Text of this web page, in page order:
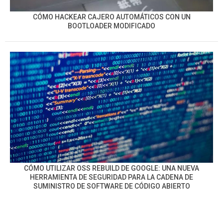
CÓMO HACKEAR CAJERO AUTOMÁTICOS CON UN
BOOTLOADER MODIFICADO
CÓMO UTILIZAR OSS REBUILD DE GOOGLE: UNA NUEVA
HERRAMIENTA DE SEGURIDAD PARA LA CADENA DE
SUMINISTRO DE SOFTWARE DE CÓDIGO ABIERTO